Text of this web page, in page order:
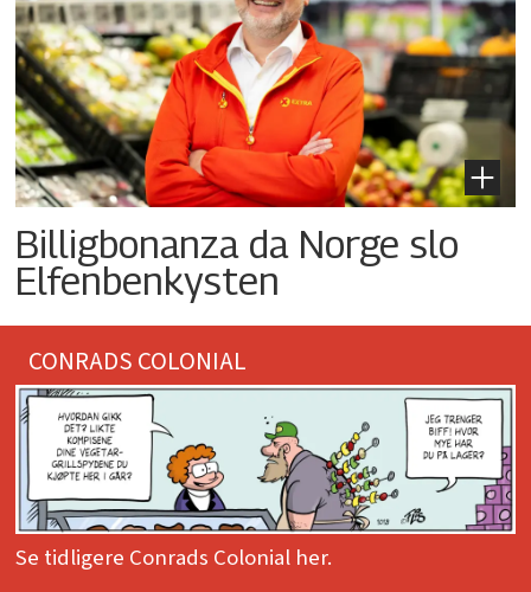
Billigbonanza da Norge slo
Elfenbenkysten
CONRADS COLONIAL
Se tidligere Conrads Colonial her.